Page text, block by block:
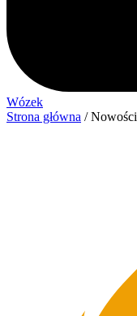
Wózek
Strona główna / Nowości